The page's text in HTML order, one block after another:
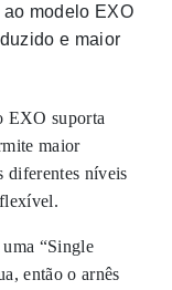
modelo EXO
e maior
EXO suporta
maior
diferentes níveis
“Single
então o arnês